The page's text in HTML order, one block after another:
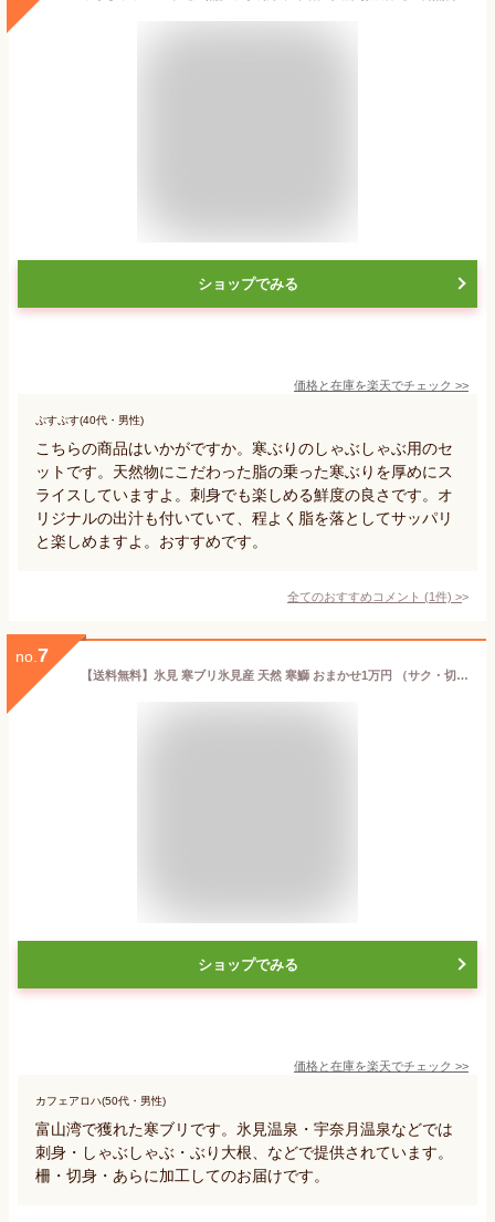
ショップでみる
価格と在庫を楽天でチェック >>
ぷすぷす(40代・男性)
こちらの商品はいかがですか。寒ぶりのしゃぶしゃぶ用のセ
ットです。天然物にこだわった脂の乗った寒ぶりを厚めにス
ライスしていますよ。刺身でも楽しめる鮮度の良さです。オ
リジナルの出汁も付いていて、程よく脂を落としてサッパリ
と楽しめますよ。おすすめです。
全てのおすすめコメント (1件) >
no. 7
【送料無料】氷見 寒ブリ氷見産 天然 寒鰤 おまかせ1万円 （サク・切り身・あら など）
ショップでみる
価格と在庫を楽天でチェック >>
カフェアロハ(50代・男性)
富山湾で獲れた寒ブリです。氷見温泉・宇奈月温泉などでは
刺身・しゃぶしゃぶ・ぶり大根、などで提供されています。
柵・切身・あらに加工してのお届けです。